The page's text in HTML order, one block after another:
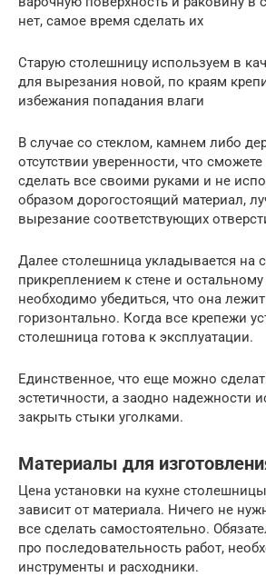
нет, самое время сделать их
Старую столешницу используем в
для вырезания новой, по краям
избежания попадания влаги
В случае со стеклом, камнем либо
отсутствии уверенности, что
сделать все своими руками и не
образом дорогостоящий материал,
вырезание соответствующих
Далее столешница укладывается на
прикреплением к стене и остальному
необходимо убедиться, что она лежит
горизонтально. Когда все крепежи
столешница готова к эксплуатации.
Единственное, что еще можно
эстетичности, а заодно надежности
закрыть стыки уголками.
Материалы для
Цена установки на кухне
зависит от материала. Ничего не
все сделать самостоятельно.
про последовательность работ,
инструменты и расходники.